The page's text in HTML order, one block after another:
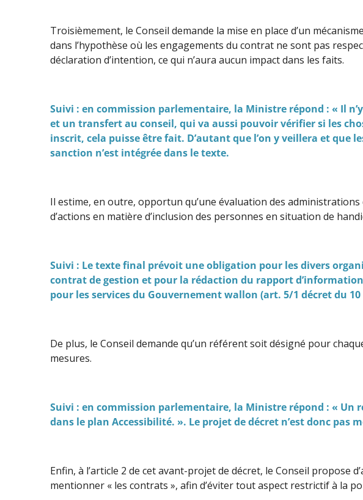
Troisièmement, le Conseil demande la mise en place d’un
dans l’hypothèse où les engagements du contrat ne sont pas
déclaration d’intention, ce qui n’aura aucun impact dans les faits.
Suivi : en commission parlementaire, la Ministre répond : « Il
et un transfert au conseil, qui va aussi pouvoir vérifier si les
inscrit, cela puisse être fait. D’autant que l’on y veillera et
sanction n’est intégrée dans le texte.
Il estime, en outre, opportun qu’une évaluation des
d’actions en matière d’inclusion des personnes en situation de
Suivi : Le texte final prévoit une obligation pour les divers
contrat de gestion et pour la rédaction du rapport
pour les services du Gouvernement wallon (art. 5/1 décret du 10
De plus, le Conseil demande qu’un référent soit désigné pour
mesures.
Suivi : en commission parlementaire, la Ministre répond : « Un
dans le plan Accessibilité. ». Le projet de décret n’est donc pas
Enfin, à l’article 2 de cet avant-projet de décret, le Conseil
mentionner « les contrats », afin d’éviter tout aspect restrictif à la